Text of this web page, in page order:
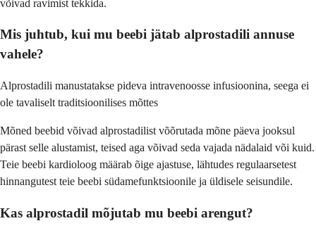
võivad ravimist tekkida.
Mis juhtub, kui mu beebi jätab alprostadili annuse
vahele?
Alprostadili manustatakse pideva intravenoosse infusioonina, seega ei
ole tavaliselt traditsioonilises mõttes
Mõned beebid võivad alprostadilist võõrutada mõne päeva jooksul
pärast selle alustamist, teised aga võivad seda vajada nädalaid või kuid.
Teie beebi kardioloog määrab õige ajastuse, lähtudes regulaarsetest
hinnangutest teie beebi südamefunktsioonile ja üldisele seisundile.
Kas alprostadil mõjutab mu beebi arengut?